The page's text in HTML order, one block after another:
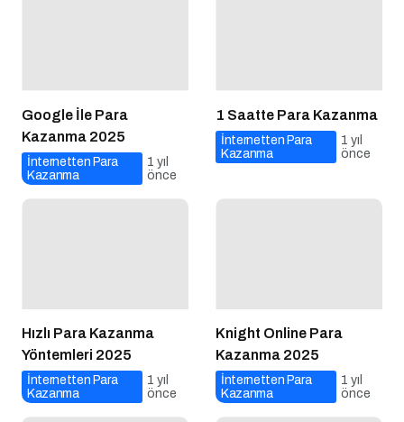
Google İle Para
Kazanma 2025
İnternetten Para
Kazanma
1 yıl
önce
1 Saatte Para Kazanma
İnternetten Para
Kazanma
1 yıl
önce
Hızlı Para Kazanma
Yöntemleri 2025
İnternetten Para
Kazanma
1 yıl
önce
Knight Online Para
Kazanma 2025
İnternetten Para
Kazanma
1 yıl
önce